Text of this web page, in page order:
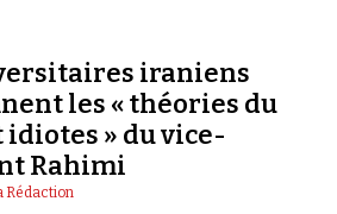
iraniens
les « théories du
» du vice-
Rahimi
Rédaction